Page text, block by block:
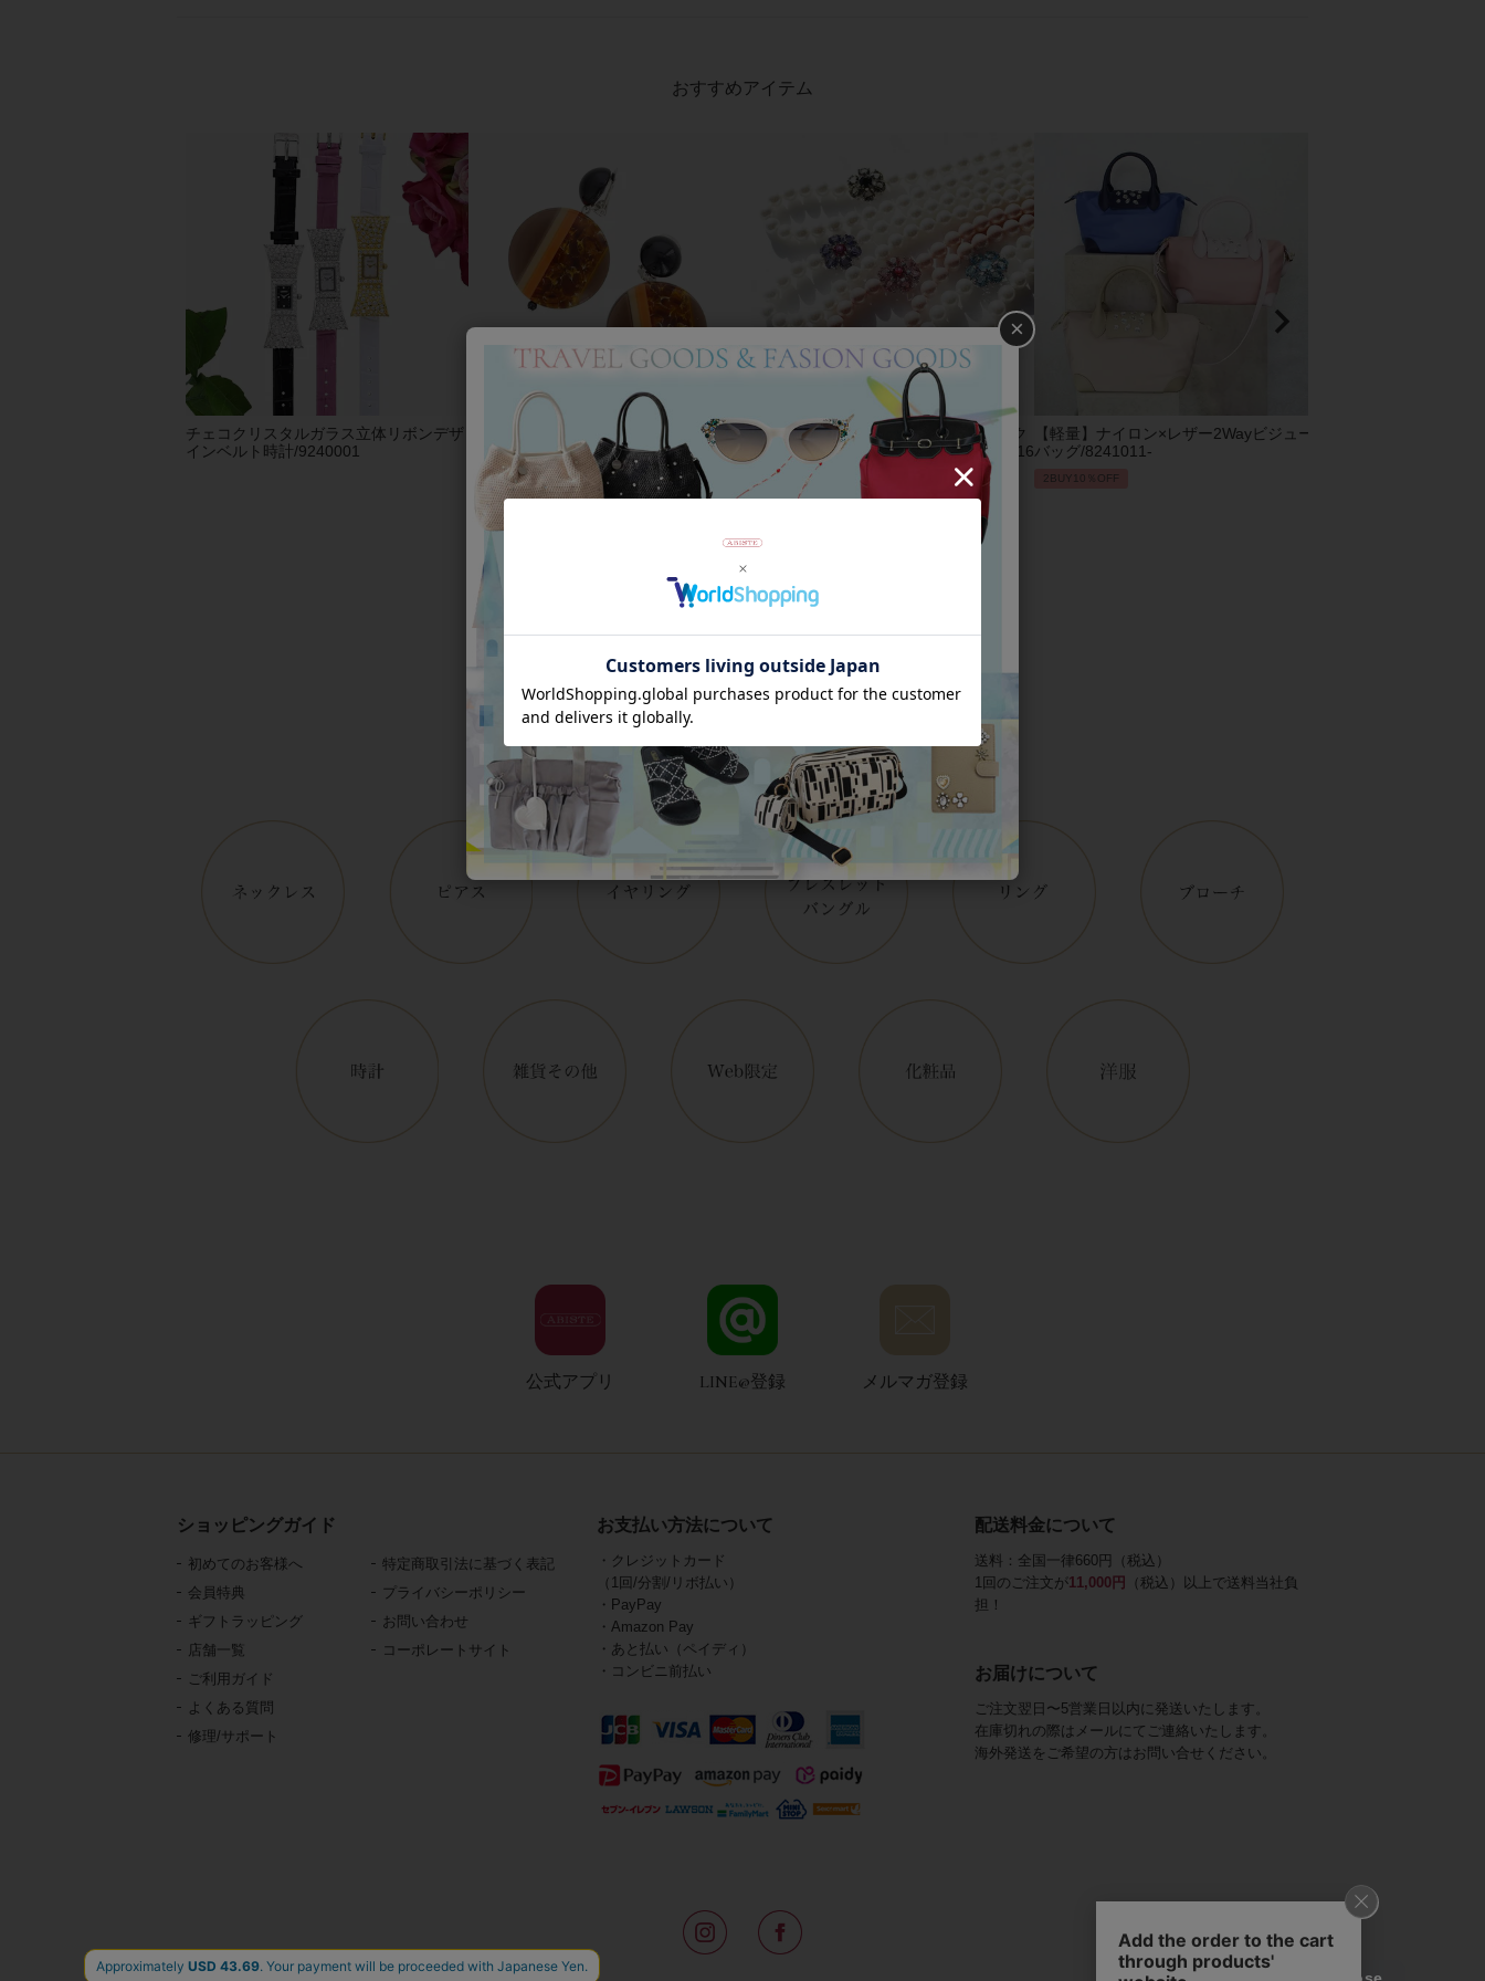
おすすめアイテム
チェコクリスタルガラス立体リボンデザ
インベルト時計/9240001
【アンジェラカプッチ】イタリア製大ぶ
りイヤリング/3021010-
8mm玉マジョルカパール×キュービック
ジルコニアフラワーネックレス/1021016
【軽量】ナイロン×レザー2Wayビジュー
バッグ/8241011-
2BUY10％OFF
Category
アイテムカテゴリー
公式アプリ LINE@登録 メルマガ登録
ショッピングガイド
初めてのお客様へ
会員特典
ギフトラッピング
店舗一覧
ご利用ガイド
よくある質問
修理/サポート
特定商取引法に基づく表記
プライバシーポリシー
お問い合わせ
コーポレートサイト
お支払い方法について
・クレジットカード
（1回/分割/リボ払い）
・PayPay
・Amazon Pay
・あと払い（ペイディ）
・コンビニ前払い
配送料金について
送料：全国一律660円（税込）
1回のご注文が11,000円
（税込）以上で送料当社負
担！
お届けについて
ご注文翌日〜5営業日以内に発送いたします。
在庫切れの際はメールにてご連絡いたします。
海外発送をご希望の方はお問い合せください。
×